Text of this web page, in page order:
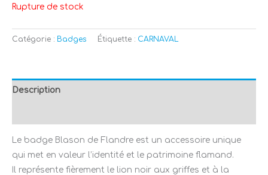
Rupture de stock
Catégorie : Badges Étiquette : CARNAVAL
Description
Le badge Blason de Flandre est un accessoire unique
qui met en valeur l’identité et le patrimoine flamand.
Il représente fièrement le lion noir aux griffes et à la